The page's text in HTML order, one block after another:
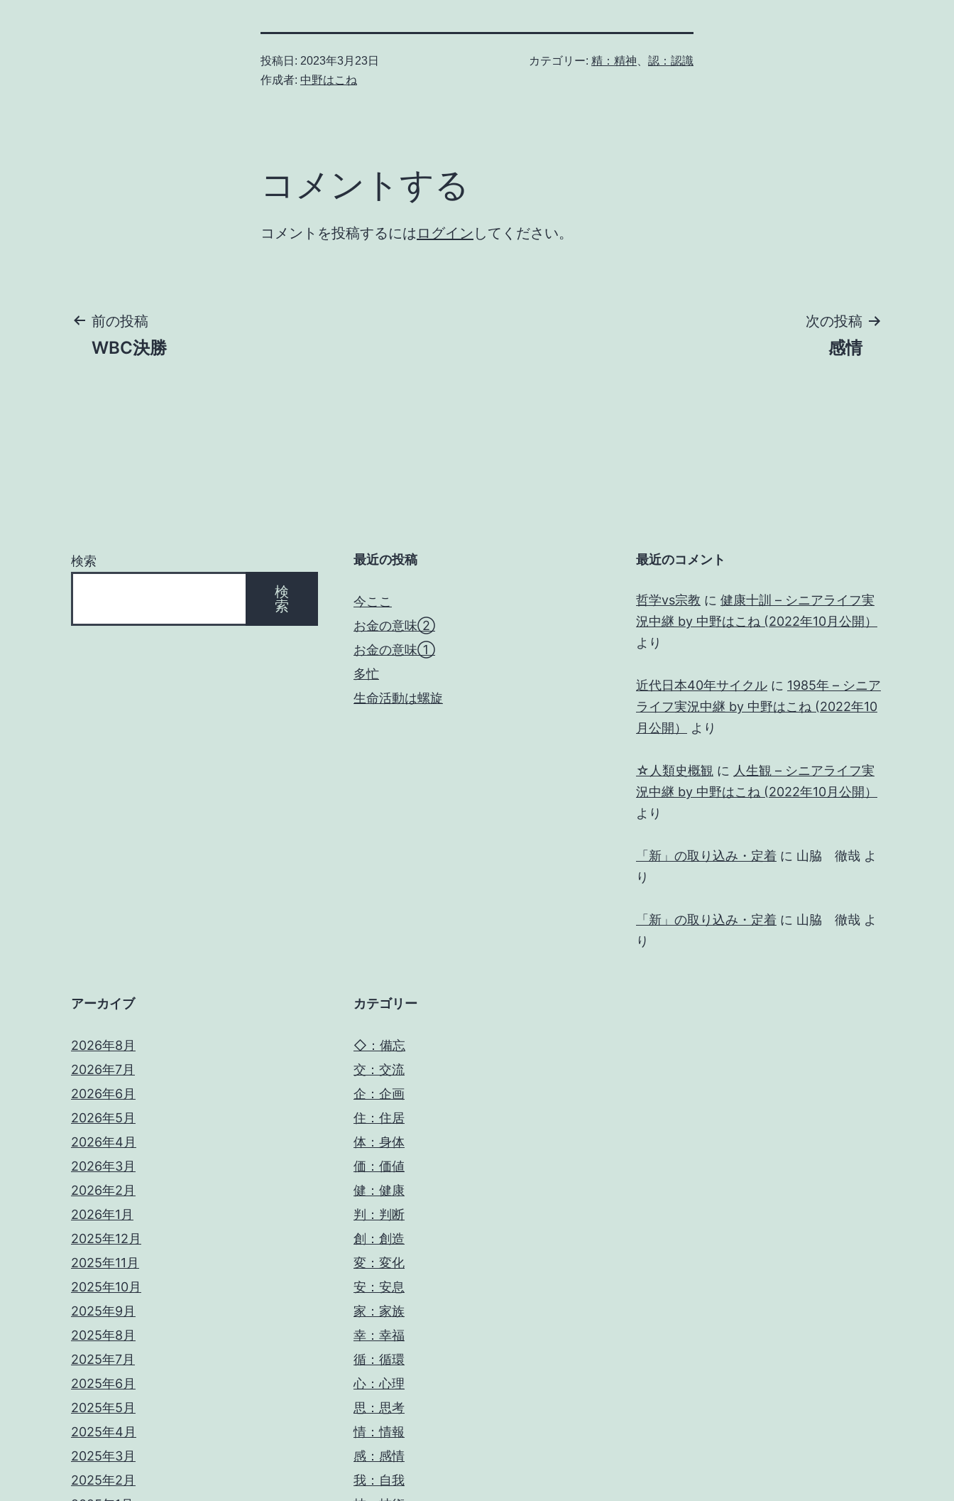
投稿日: 2023年3月23日
作成者: 中野はこね
カテゴリー: 精：精神 認：認識
コメントする
コメントを投稿するには ログイン してください。
投
ー
ョ
前の投稿
WBC決勝
次の投稿
感情
検索
検
索
最近の投稿
今ここ
お金の意味②
お金の意味①
多忙
生命活動は螺旋
最近のコメント
哲学vs宗教 に 健康十訓 – シニアライフ実
況中継 by 中野はこね (2022年10月公開）
より
近代日本40年サイクル に 1985年 – シニア
ライフ実況中継 by 中野はこね (2022年10
月公開）
より
☆人類史概観 に 人生観 – シニアライフ実
況中継 by 中野はこね (2022年10月公開）
より
「新」の取り込み・定着 に 山脇 徹哉 よ
り
「新」の取り込み・定着 に 山脇 徹哉 よ
り
アーカイブ
2026年8月
2026年7月
2026年6月
2026年5月
2026年4月
2026年3月
2026年2月
2026年1月
2025年12月
2025年11月
2025年10月
2025年9月
2025年8月
2025年7月
2025年6月
2025年5月
2025年4月
2025年3月
2025年2月
カテゴリー
◇：備忘
交：交流
企：企画
住：住居
体：身体
価：価値
健：健康
判：判断
創：創造
変：変化
安：安息
家：家族
幸：幸福
循：循環
心：心理
思：思考
情：情報
感：感情
我：自我